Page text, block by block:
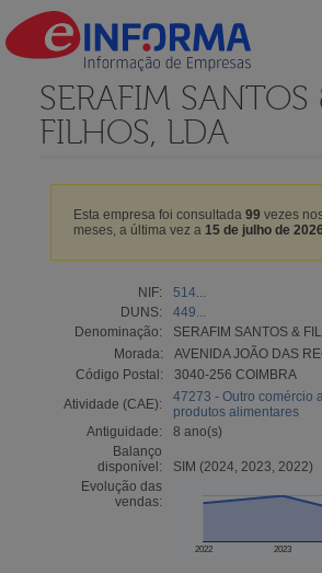
SERAFIM SANTOS
FILHOS, LDA
Esta empresa foi consultada 99 vezes
meses, a última vez a 15 de julho de 2026
NIF:
514...
DUNS:
449...
Denominação:
SERAFIM SANTOS &
Morada:
AVENIDA JOÃO DAS
Código Postal:
3040-256 COIMBRA
Atividade (CAE):
47273 - Outro comércio
produtos alimentares
Antiguidade:
8 ano(s)
Balanço
disponível:
SIM (2024, 2023, 2022)
Evolução das
vendas:
2022 2023